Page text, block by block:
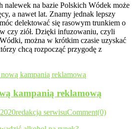
nalewek na bazie Polskich Wódek może
a nawet lat. Znamy jednak lepszy
delektować się rasowym trunkiem o
czy ziół. Dzięki infuzowaniu, czyli
można w krótkim czasie uzyskać
chcą rozpocząć przygodę z
kampanią reklamową
redakcja serwisuComment(0)